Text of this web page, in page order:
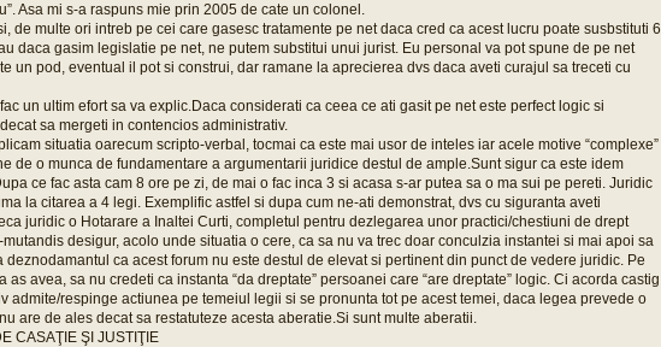
Asa mi s-a raspuns mie prin 2005 de cate un colonel.
de multe ori intreb pe cei care gasesc tratamente pe net daca cred ca acest lucru poate susbstituti 6
daca gasim legislatie pe net, ne putem substitui unui jurist. Eu personal va pot spune de pe net
un pod, eventual il pot si construi, dar ramane la aprecierea dvs daca aveti curajul sa treceti cu
un ultim efort sa va explic.Daca considerati ca ceea ce ati gasit pe net este perfect logic si
sa mergeti in contencios administrativ.
situatia oarecum scripto-verbal, tocmai ca este mai usor de inteles iar acele motive “complexe”
de o munca de fundamentare a argumentarii juridice destul de ample.Sunt sigur ca este idem
ce fac asta cam 8 ore pe zi, de mai o fac inca 3 si acasa s-ar putea sa o ma sui pe pereti. Juridic
la citarea a 4 legi. Exemplific astfel si dupa cum ne-ati demonstrat, dvs cu siguranta aveti
juridic o Hotarare a Inaltei Curti, completul pentru dezlegarea unor practici/chestiuni de drept
desigur, acolo unde situatia o cere, ca sa nu va trec doar conculzia instantei si mai apoi sa
deznodamantul ca acest forum nu este destul de elevat si pertinent din punct de vedere juridic. Pe
as avea, sa nu credeti ca instanta “da dreptate” persoanei care “are dreptate” logic. Ci acorda castig
admite/respinge actiunea pe temeiul legii si se pronunta tot pe acest temei, daca legea prevede o
are de ales decat sa restatuteze acesta aberatie.Si sunt multe aberatii.
CASAŢIE ŞI JUSTIŢIE